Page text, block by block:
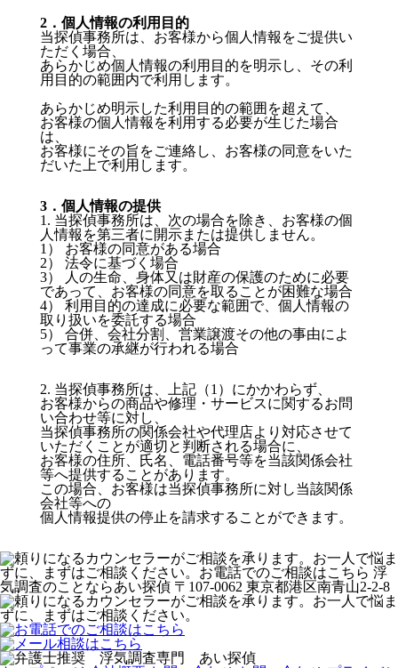
2．個人情報の利用目的
当探偵事務所は、お客様から個人情報をご提供い
ただく場合、
あらかじめ個人情報の利用目的を明示し、その利
用目的の範囲内で利用します。
あらかじめ明示した利用目的の範囲を超えて、
お客様の個人情報を利用する必要が生じた場合
は、
お客様にその旨をご連絡し、お客様の同意をいた
だいた上で利用します。
3．個人情報の提供
1. 当探偵事務所は、次の場合を除き、お客様の個
人情報を第三者に開示または提供しません。
1） お客様の同意がある場合
2） 法令に基づく場合
3） 人の生命、身体又は財産の保護のために必要
であって、お客様の同意を取ることが困難な場合
4） 利用目的の達成に必要な範囲で、個人情報の
取り扱いを委託する場合
5） 合併、会社分割、営業譲渡その他の事由によ
って事業の承継が行われる場合
2. 当探偵事務所は、上記（1）にかかわらず、
お客様からの商品や修理・サービスに関するお問
い合わせ等に対し、
当探偵事務所の関係会社や代理店より対応させて
いただくことが適切と判断される場合に、
お客様の住所、氏名、電話番号等を当該関係会社
等へ提供することがあります。
この場合、お客様は当探偵事務所に対し当該関係
会社等への
個人情報提供の停止を請求することができます。